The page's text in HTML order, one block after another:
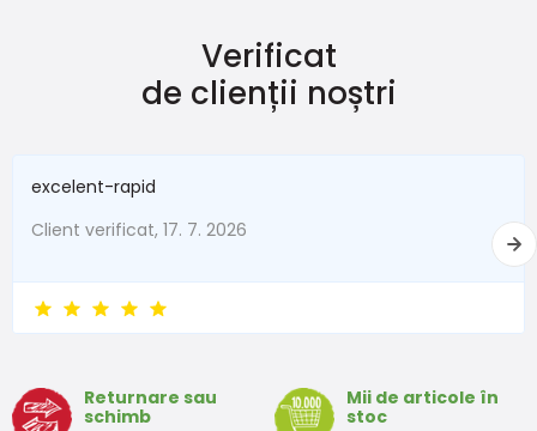
Verificat
de clienții noștri
excelent-rapid
Client verificat, 17. 7. 2026
Returnare sau
schimb
Mii de articole în
stoc